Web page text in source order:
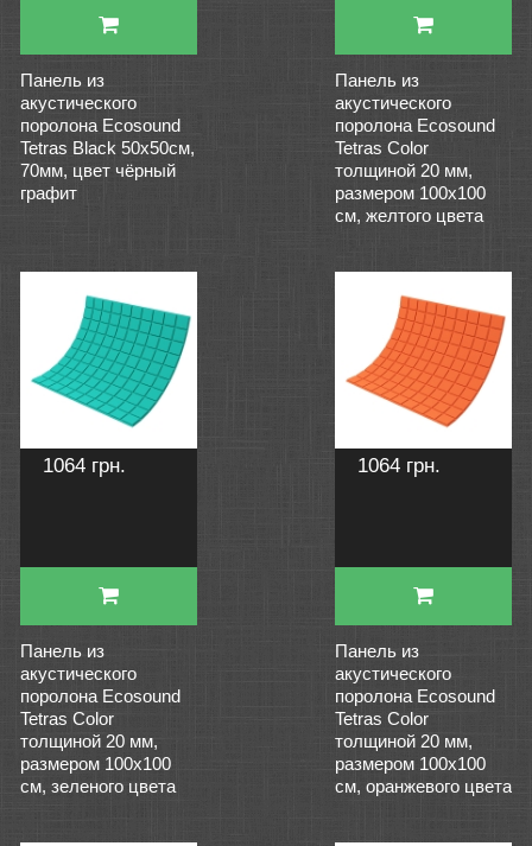
Панель из
акустического
поролона Ecosound
Tetras Black 50x50см,
70мм, цвет чёрный
графит
Панель из
акустического
поролона Ecosound
Tetras Color
толщиной 20 мм,
размером 100х100
см, желтого цвета
1064 грн.
Панель из
акустического
поролона Ecosound
Tetras Color
толщиной 20 мм,
размером 100х100
см, зеленого цвета
1064 грн.
Панель из
акустического
поролона Ecosound
Tetras Color
толщиной 20 мм,
размером 100х100
см, оранжевого цвета